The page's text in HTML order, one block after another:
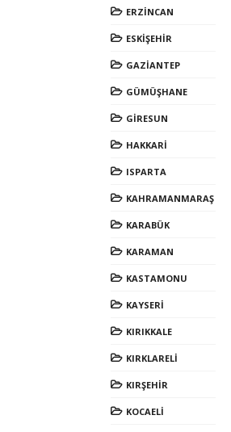
ERZİNCAN
ESKİŞEHİR
GAZİANTEP
GÜMÜŞHANE
GİRESUN
HAKKARİ
ISPARTA
KAHRAMANMARAŞ
KARABÜK
KARAMAN
KASTAMONU
KAYSERİ
KIRIKKALE
KIRKLARELİ
KIRŞEHİR
KOCAELİ